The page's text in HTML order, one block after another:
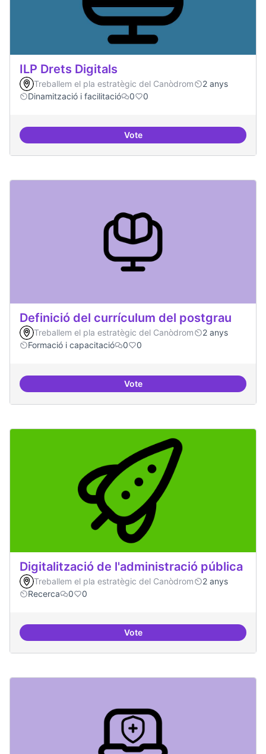
ILP Drets Digitals
Treballem el pla estratègic del Canòdrom
2 anys
Dinamització i facilitació
0 0
VoteILP Drets Digitals
Definició del currículum del postgrau
Treballem el pla estratègic del Canòdrom
2 anys
Formació i capacitació
0 0
VoteDefinició del currículum del
Digitalització de l'administració pública
Treballem el pla estratègic del Canòdrom
2 anys
Recerca
0 0
VoteDigitalització de l'administració